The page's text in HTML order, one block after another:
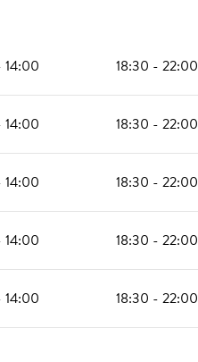
14:00 18:30 - 22:00
14:00 18:30 - 22:00
14:00 18:30 - 22:00
14:00 18:30 - 22:00
14:00 18:30 - 22:00